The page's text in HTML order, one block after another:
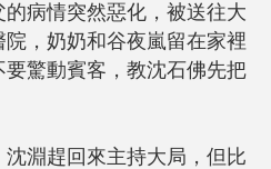
病情突然惡化，被送往大
，奶奶和谷夜嵐留在家裡
驚動賓客，教沈石佛先把
淵趕回來主持大局，但比